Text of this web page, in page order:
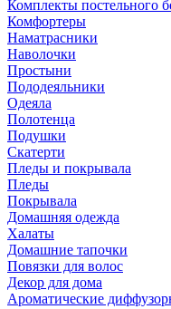
Комплекты постельного
Комфортеры
Наматрасники
Наволочки
Простыни
Пододеяльники
Одеяла
Полотенца
Подушки
Скатерти
Пледы и покрывала
Пледы
Покрывала
Домашняя одежда
Халаты
Домашние тапочки
Повязки для волос
Декор для дома
Ароматические